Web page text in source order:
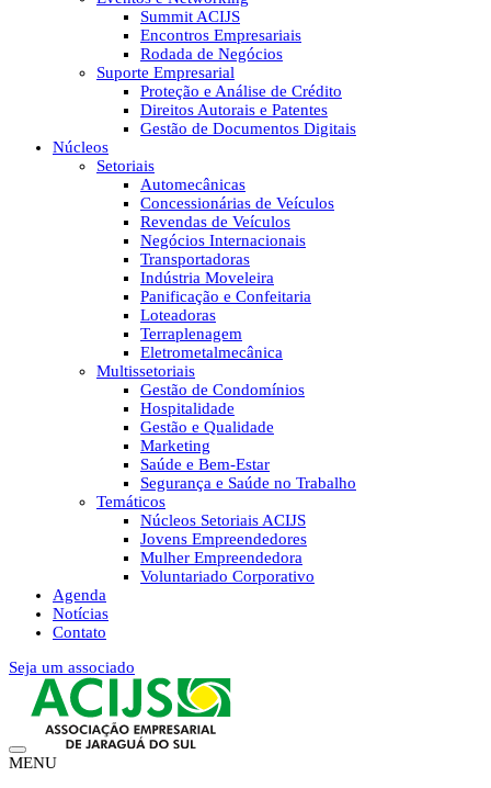
Summit ACIJS
Encontros Empresariais
Rodada de Negócios
Suporte Empresarial
Proteção e Análise de Crédito
Direitos Autorais e Patentes
Gestão de Documentos Digitais
Núcleos
Setoriais
Automecânicas
Concessionárias de Veículos
Revendas de Veículos
Negócios Internacionais
Transportadoras
Indústria Moveleira
Panificação e Confeitaria
Loteadoras
Terraplenagem
Eletrometalmecânica
Multissetoriais
Gestão de Condomínios
Hospitalidade
Gestão e Qualidade
Marketing
Saúde e Bem-Estar
Segurança e Saúde no Trabalho
Temáticos
Núcleos Setoriais ACIJS
Jovens Empreendedores
Mulher Empreendedora
Voluntariado Corporativo
Agenda
Notícias
Contato
Seja um associado
MENU